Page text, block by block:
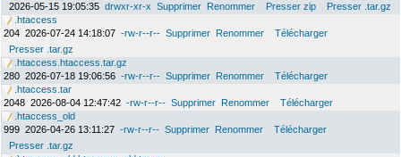
2026-05-15 19:05:35 drwxr-xr-x Supprimer Renommer Presser zip
Presser .tar.gz
.htaccess
204 2026-07-24 14:18:07 -rw-r--r-- Supprimer Renommer
Télécharger
Presser .tar.gz
.htaccess.htaccess.tar.gz
280 2026-07-18 19:06:56 -rw-r--r-- Supprimer Renommer
Télécharger
.htaccess.tar
2048 2026-08-04 12:47:42 -rw-r--r-- Supprimer Renommer
Télécharger
.htaccess_old
999 2026-04-26 13:11:27 -rw-r--r-- Supprimer Renommer
Télécharger
Presser .tar.gz